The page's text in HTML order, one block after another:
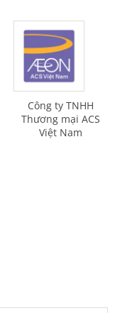
Công ty TNHH
Thương mại ACS
Việt Nam